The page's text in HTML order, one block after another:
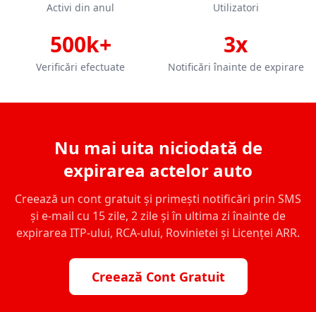
Activi din anul Utilizatori
500k+
Verificări efectuate
3x
Notificări înainte de expirare
Nu mai uita niciodată de
expirarea actelor auto
Creează un cont gratuit și primești notificări prin SMS
și e-mail cu 15 zile, 2 zile și în ultima zi înainte de
expirarea ITP-ului, RCA-ului, Rovinietei și Licenței ARR.
Creează Cont Gratuit